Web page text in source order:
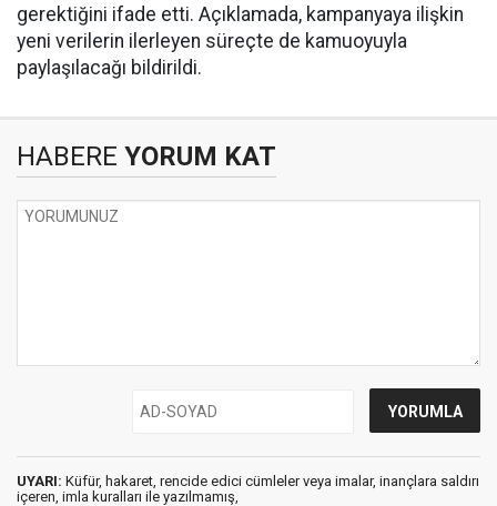
gerektiğini ifade etti. Açıklamada, kampanyaya ilişkin
yeni verilerin ilerleyen süreçte de kamuoyuyla
paylaşılacağı bildirildi.
HABERE YORUM KAT
UYARI: Küfür, hakaret, rencide edici cümleler veya imalar, inançlara saldırı
içeren, imla kuralları ile yazılmamış,